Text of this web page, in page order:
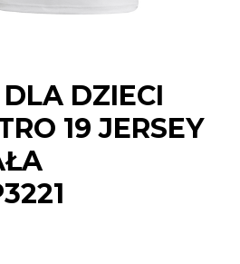
DZIECI
19 JERSEY